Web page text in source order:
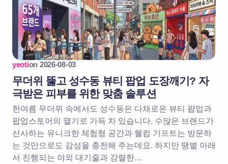
yeotion 2026-08-03
무더위 뚫고 성수동 뷰티 팝업 도장깨기? 자
극받은 피부를 위한 맞춤 솔루션
한여름 무더위 속에서도 성수동은 다채로운 뷰티 팝업과
팝업스토어의 열기로 가득 차 있습니다. 수많은 브랜드가
선사하는 유니크한 체험형 공간과 웰컴 기프트는 방문하
는 것만으로도 감성을 충전해 주는데요. 하지만 땡볕 아래
서 진행되는 야외 대기줄과 강렬한…